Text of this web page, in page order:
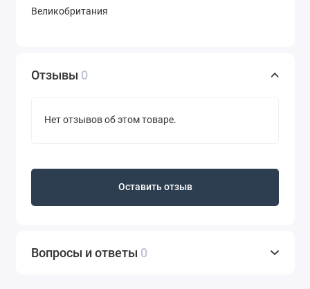
Великобритания
Отзывы 0
Нет отзывов об этом товаре.
Оставить отзыв
Вопросы и ответы 0